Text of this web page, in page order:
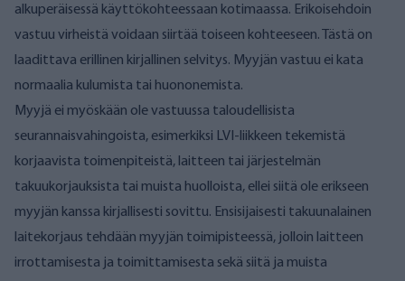
alkuperäisessä käyttökohteessaan kotimaassa. Erikoisehdoin
vastuu virheistä voidaan siirtää toiseen kohteeseen. Tästä on
laadittava erillinen kirjallinen selvitys. Myyjän vastuu ei kata
normaalia kulumista tai huononemista.
Myyjä ei myöskään ole vastuussa taloudellisista
seurannaisvahingoista, esimerkiksi LVI-liikkeen tekemistä
korjaavista toimenpiteistä, laitteen tai järjestelmän
takuukorjauksista tai muista huolloista, ellei siitä ole erikseen
myyjän kanssa kirjallisesti sovittu. Ensisijaisesti takuunalainen
laitekorjaus tehdään myyjän toimipisteessä, jolloin laitteen
irrottamisesta ja toimittamisesta sekä siitä ja muista